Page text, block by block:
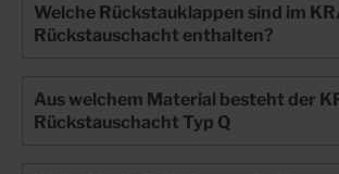
Welche Rückstauklappen sind im
Rückstauschacht enthalten?
Aus welchem Material besteht der
Rückstauschacht Typ Q